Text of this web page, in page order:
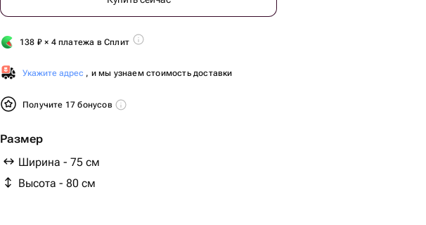
138 ₽ × 4 платежа в Сплит
Укажите адрес , и мы узнаем стоимость доставки
Получите 17 бонусов
Размер
Ширина - 75 см
Высота - 80 см